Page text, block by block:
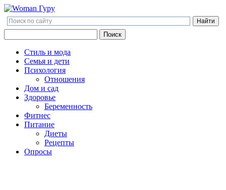
Поиск
Стиль и мода
Семья и дети
Психология
Отношения
Дом и сад
Здоровье
Беременность
Фитнес
Питание
Диеты
Рецепты
Опросы